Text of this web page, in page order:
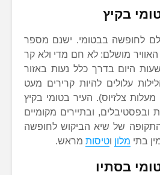
בקיץ
לחופשה בבטומי. ישנם מספר
האוויר מושלם: לא חם מדי ולא קר
היום בדרך כלל נעות באזור
עלולים להיות קרירים מעט
לעיתים (באזור 19-20 מעלות צלזיוס). העיר בטומי בקיץ
ובפסטיבלים, ובתיירים מקומיים
התקופה של שיא הביקוש לחופשה
בתי מלון וטיסות מראש.
בסתיו